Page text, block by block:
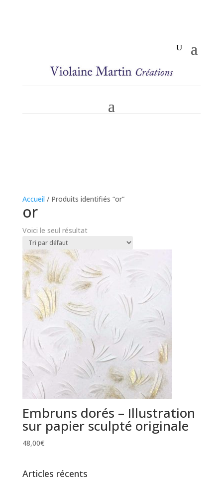
Accueil / Produits identifiés “or”
or
Voici le seul résultat
Embruns dorés – Illustration
sur papier sculpté originale
48,00€
Articles récents